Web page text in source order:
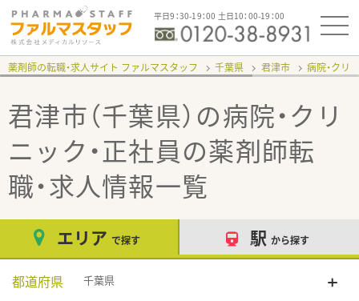
平日9：30-19：00 土日10：00-19：00
薬剤師の転職・求人サイト ファルマスタッフ 千葉県 君津市 病院・クリ
君津市（千葉県）の病院・クリ
ニック・正社員の薬剤師転
職・求人情報一覧
エリア で探す 駅 から探す
都道府県 千葉県